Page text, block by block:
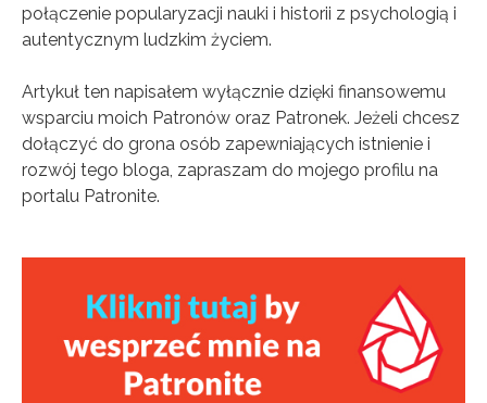
połączenie popularyzacji nauki i historii z psychologią i
autentycznym ludzkim życiem.
Artykuł ten napisałem wyłącznie dzięki finansowemu
wsparciu moich Patronów oraz Patronek. Jeżeli chcesz
dołączyć do grona osób zapewniających istnienie i
rozwój tego bloga, zapraszam do mojego profilu na
portalu Patronite.